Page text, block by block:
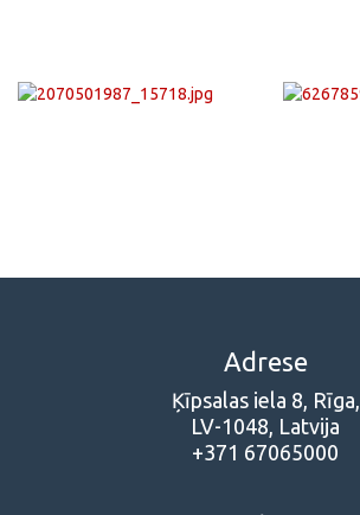
Adrese
Ķīpsalas iela 8, Rīga,
LV-1048, Latvija
+371 67065000